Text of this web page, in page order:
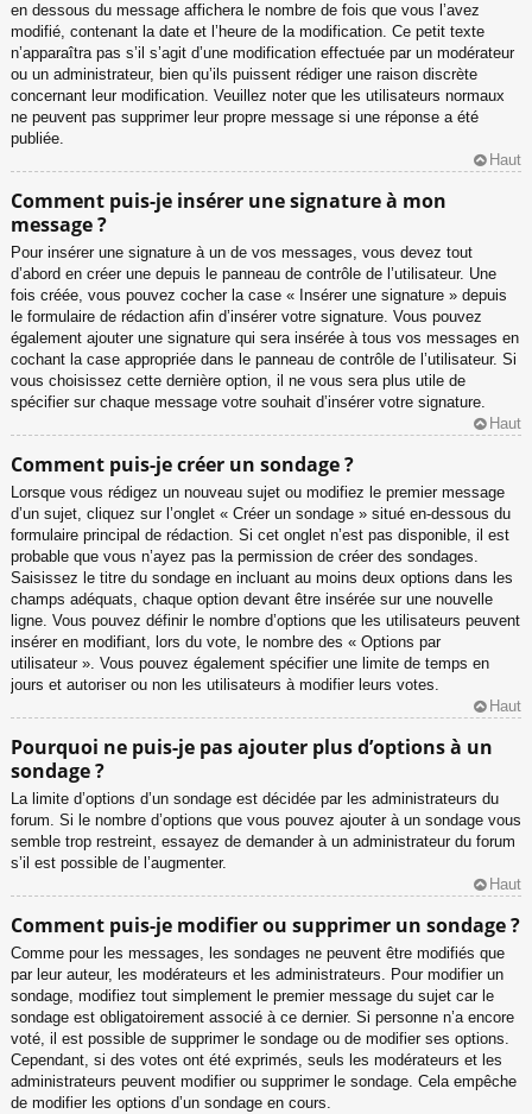
en dessous du message affichera le nombre de fois que vous l’avez
modifié, contenant la date et l’heure de la modification. Ce petit texte
n’apparaîtra pas s’il s’agit d’une modification effectuée par un modérateur
ou un administrateur, bien qu’ils puissent rédiger une raison discrète
concernant leur modification. Veuillez noter que les utilisateurs normaux
ne peuvent pas supprimer leur propre message si une réponse a été
publiée.
Haut
Comment puis-je insérer une signature à mon
message ?
Pour insérer une signature à un de vos messages, vous devez tout
d’abord en créer une depuis le panneau de contrôle de l’utilisateur. Une
fois créée, vous pouvez cocher la case « Insérer une signature » depuis
le formulaire de rédaction afin d’insérer votre signature. Vous pouvez
également ajouter une signature qui sera insérée à tous vos messages en
cochant la case appropriée dans le panneau de contrôle de l’utilisateur. Si
vous choisissez cette dernière option, il ne vous sera plus utile de
spécifier sur chaque message votre souhait d’insérer votre signature.
Haut
Comment puis-je créer un sondage ?
Lorsque vous rédigez un nouveau sujet ou modifiez le premier message
d’un sujet, cliquez sur l’onglet « Créer un sondage » situé en-dessous du
formulaire principal de rédaction. Si cet onglet n’est pas disponible, il est
probable que vous n’ayez pas la permission de créer des sondages.
Saisissez le titre du sondage en incluant au moins deux options dans les
champs adéquats, chaque option devant être insérée sur une nouvelle
ligne. Vous pouvez définir le nombre d’options que les utilisateurs peuvent
insérer en modifiant, lors du vote, le nombre des « Options par
utilisateur ». Vous pouvez également spécifier une limite de temps en
jours et autoriser ou non les utilisateurs à modifier leurs votes.
Haut
Pourquoi ne puis-je pas ajouter plus d’options à un
sondage ?
La limite d’options d’un sondage est décidée par les administrateurs du
forum. Si le nombre d’options que vous pouvez ajouter à un sondage vous
semble trop restreint, essayez de demander à un administrateur du forum
s’il est possible de l’augmenter.
Haut
Comment puis-je modifier ou supprimer un sondage ?
Comme pour les messages, les sondages ne peuvent être modifiés que
par leur auteur, les modérateurs et les administrateurs. Pour modifier un
sondage, modifiez tout simplement le premier message du sujet car le
sondage est obligatoirement associé à ce dernier. Si personne n’a encore
voté, il est possible de supprimer le sondage ou de modifier ses options.
Cependant, si des votes ont été exprimés, seuls les modérateurs et les
administrateurs peuvent modifier ou supprimer le sondage. Cela empêche
de modifier les options d’un sondage en cours.